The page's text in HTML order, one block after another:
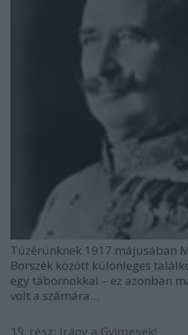
Tüzérünknek 1917 májusában
Borszék között különleges
egy tábornokkal – ez azonban
volt a számára…
19. rész: Irány a Gyimesek!